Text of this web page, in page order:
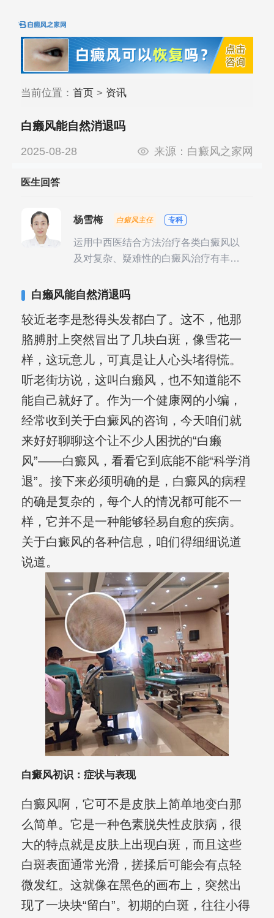
当前位置： 首页> 资讯
白癞风能自然消退吗
2025-08-28 来源： 白癜风之家网
医生回答
杨雪梅 白癜风主任 专科
运用中西医结合方法治疗各类白癜风以
及对复杂、疑难性的白癜风治疗有丰富
合巩固用药的调理，并对白癜风患者的
导，全方位帮助患者康复。
白癞风能自然消退吗
较近老李是愁得头发都白了。这不，他那
胳膊肘上突然冒出了几块白斑，像雪花一
样，这玩意儿，可真是让人心头堵得慌。
听老街坊说，这叫白癞风，也不知道能不
能自己就好了。作为一个健康网的小编，
经常收到关于白癜风的咨询，今天咱们就
来好好聊聊这个让不少人困扰的“白癞
风”——白癜风，看看它到底能不能“科学消
退”。接下来必须明确的是，白癜风的病程
的确是复杂的，每个人的情况都可能不一
样，它并不是一种能够轻易自愈的疾病。
关于白癜风的各种信息，咱们得细细说道
说道。
白癜风初识：症状与表现
白癜风啊，它可不是皮肤上简单地变白那
么简单。它是一种色素脱失性皮肤病，很
大的特点就是皮肤上出现白斑，而且这些
白斑表面通常光滑，搓揉后可能会有点轻
微发红。这就像在黑色的画布上，突然出
现了一块块“留白”。初期的白斑，往往小得